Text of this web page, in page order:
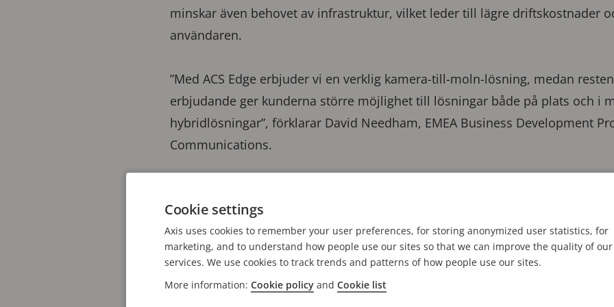
minskar även behovet av infrastruktur, vilket leder till lägre driftskostnader
användaren.
”Med ACS Edge erbjuder vi en verklig kamera-till-moln-lösning, medan resten
erbjudande ger kunderna större möjlighet till lösningar både på plats och i
hybridlösningar”, förklarar David Needham, EMEA Business Development
Communications.
En av fördelarna med ACS Edge är att kunderna får tillgång till videon
bearbetningen sker direkt i kameran. Det gör systemet mindre komplicerat,
någon stor mängd utrustning på plats. Genom ACS Edge integreras Axis
molntjänster, vilket innebär att användarna på ett effektivt sätt kan hantera
videomaterial genom ett användarvänligt gränssnitt. Allt som behövs för att
Cookie settings
Axis uses cookies to remember your user preferences, for storing anonymized user statistics, for
marketing, and to understand how people use our sites so that we can improve the quality of our
services. We use cookies to track trends and patterns of how people use our sites.
More information: Cookie policy and Cookie list